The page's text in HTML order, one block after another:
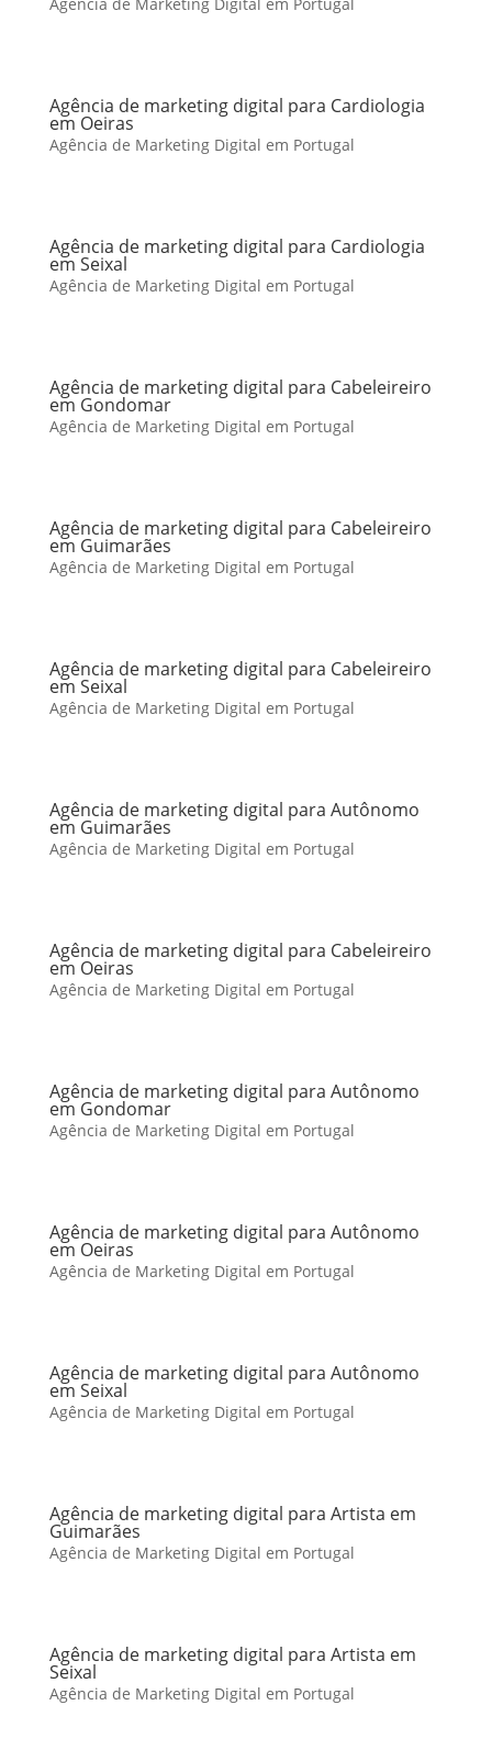
Agência de marketing digital para Cardiologia
em Oeiras
Agência de Marketing Digital em Portugal
Agência de marketing digital para Cardiologia
em Seixal
Agência de Marketing Digital em Portugal
Agência de marketing digital para Cabeleireiro
em Gondomar
Agência de Marketing Digital em Portugal
Agência de marketing digital para Cabeleireiro
em Guimarães
Agência de Marketing Digital em Portugal
Agência de marketing digital para Cabeleireiro
em Seixal
Agência de Marketing Digital em Portugal
Agência de marketing digital para Autônomo
em Guimarães
Agência de Marketing Digital em Portugal
Agência de marketing digital para Cabeleireiro
em Oeiras
Agência de Marketing Digital em Portugal
Agência de marketing digital para Autônomo
em Gondomar
Agência de Marketing Digital em Portugal
Agência de marketing digital para Autônomo
em Oeiras
Agência de Marketing Digital em Portugal
Agência de marketing digital para Autônomo
em Seixal
Agência de Marketing Digital em Portugal
Agência de marketing digital para Artista em
Guimarães
Agência de Marketing Digital em Portugal
Agência de marketing digital para Artista em
Seixal
Agência de Marketing Digital em Portugal